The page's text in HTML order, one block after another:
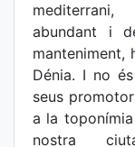
abundant i
manteniment,
Dénia. I no
seus
a la
nostra